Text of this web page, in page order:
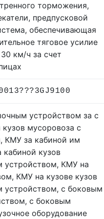
торможения,
предпусковой
обеспечивающая
тяговое усилие
км/ч за счет
устройством за с
мусоровоза с
КМУ за кабиной им
кузов
устройством, КМУ на
КМУ на кузове кузов
устройством, с боковым
с боковым
оборудование